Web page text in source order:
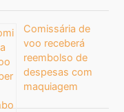
Comissária de
voo receberá
reembolso de
despesas com
maquiagem